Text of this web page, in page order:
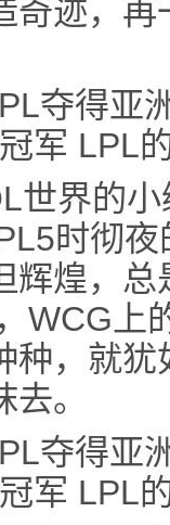
奇迹，
世界的
时彻
辉煌，
WCG上
种，就
。